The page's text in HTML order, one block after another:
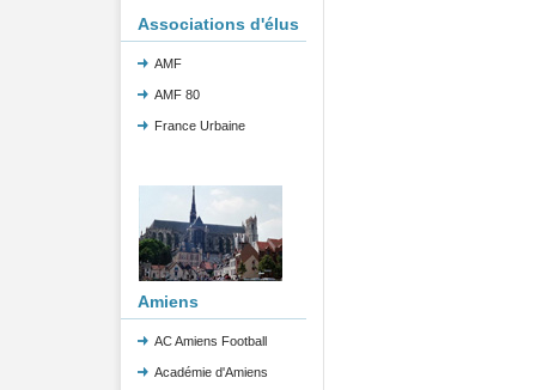
Associations d'élus
AMF
AMF 80
France Urbaine
Amiens
AC Amiens Football
Académie d'Amiens